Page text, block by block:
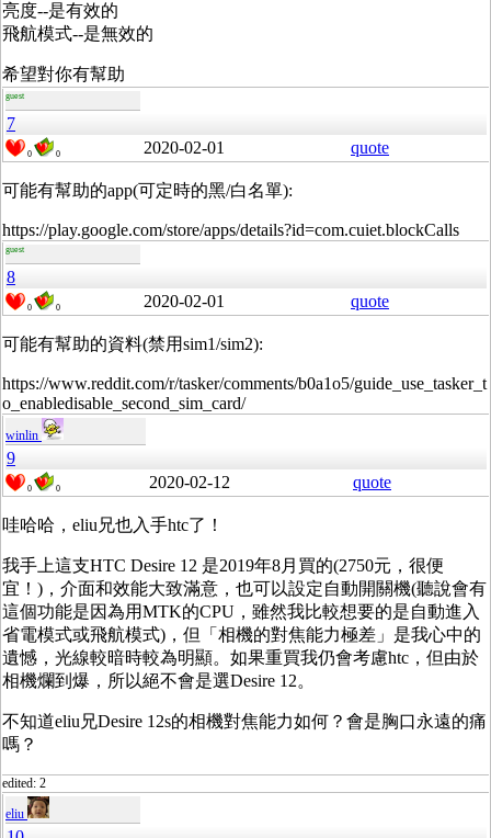
亮度--是有效的
飛航模式--是無效的
希望對你有幫助
guest
7
0 0 2020-02-01 quote
可能有幫助的app(可定時的黑/白名單):
https://play.google.com/store/apps/details?id=com.cuiet.blockCalls
guest
8
0 0 2020-02-01 quote
可能有幫助的資料(禁用sim1/sim2):
https://www.reddit.com/r/tasker/comments/b0a1o5/guide_use_tasker_t
o_enabledisable_second_sim_card/
winlin
9
0 0 2020-02-12 quote
哇哈哈，eliu兄也入手htc了！
我手上這支HTC Desire 12 是2019年8月買的(2750元，很便
宜！)，介面和效能大致滿意，也可以設定自動開關機(聽說會有
這個功能是因為用MTK的CPU，雖然我比較想要的是自動進入
省電模式或飛航模式)，但「相機的對焦能力極差」是我心中的
遺憾，光線較暗時較為明顯。如果重買我仍會考慮htc，但由於
相機爛到爆，所以絕不會是選Desire 12。
不知道eliu兄Desire 12s的相機對焦能力如何？會是胸口永遠的痛
嗎？
edited: 2
eliu